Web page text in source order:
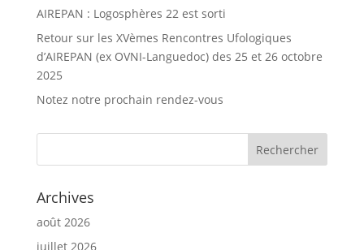
AIREPAN : Logosphères 22 est sorti
Retour sur les XVèmes Rencontres Ufologiques
d’AIREPAN (ex OVNI-Languedoc) des 25 et 26 octobre
2025
Notez notre prochain rendez-vous
Archives
août 2026
juillet 2026